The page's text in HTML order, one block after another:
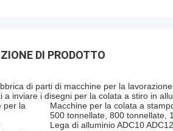
DI PRODOTTO
di parti di macchine per la
a inviare i disegni per la colata a stiro in
per la
Macchine per la colata a
500 tonnellate, 800 tonnellate,
Lega di alluminio ADC10